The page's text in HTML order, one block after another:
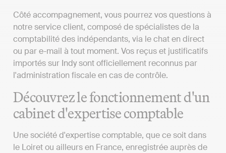
Côté accompagnement, vous pourrez vos questions à
notre service client, composé de spécialistes de la
comptabilité des indépendants, via le chat en direct
ou par e-mail à tout moment. Vos reçus et justificatifs
importés sur Indy sont officiellement reconnus par
l'administration fiscale en cas de contrôle.
Découvrez le fonctionnement d'un
cabinet d'expertise comptable
Une société d'expertise comptable, que ce soit dans
le Loiret ou ailleurs en France, enregistrée auprès de